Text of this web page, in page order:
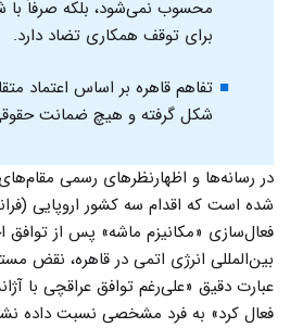
محسوب نمی‌شود، بلکه صرفاً با
برای توقف همکاری تضاد دارد.
تفاهم قاهره بر اساس اعتماد
شکل گرفته و هیچ ضمانت حقوقی
در رسانه‌ها و اظهارنظرهای رسمی
شده است که اقدام سه کشور اروپایی
فعال‌سازی «مکانیزم ماشه» پس از توافق
بین‌المللی انرژی اتمی در قاهره، نقض
عبارت دقیق «علی‌رغم توافق عراقچی با
فعال کرد» به فرد مشخصی نسبت داده